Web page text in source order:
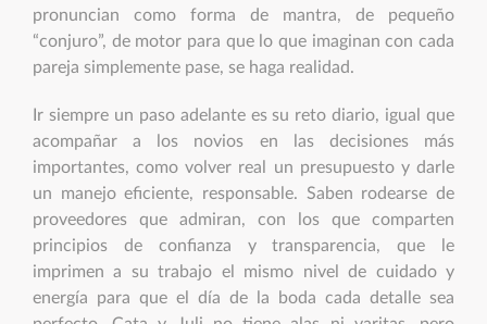
pronuncian como forma de mantra, de pequeño
“conjuro”, de motor para que lo que imaginan con cada
pareja simplemente pase, se haga realidad.
Ir siempre un paso adelante es su reto diario, igual que
acompañar a los novios en las decisiones más
importantes, como volver real un presupuesto y darle
un manejo eficiente, responsable. Saben rodearse de
proveedores que admiran, con los que comparten
principios de confianza y transparencia, que le
imprimen a su trabajo el mismo nivel de cuidado y
energía para que el día de la boda cada detalle sea